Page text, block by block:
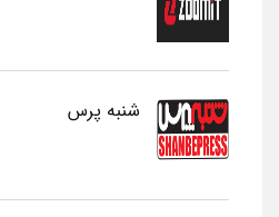
شنبه پرس